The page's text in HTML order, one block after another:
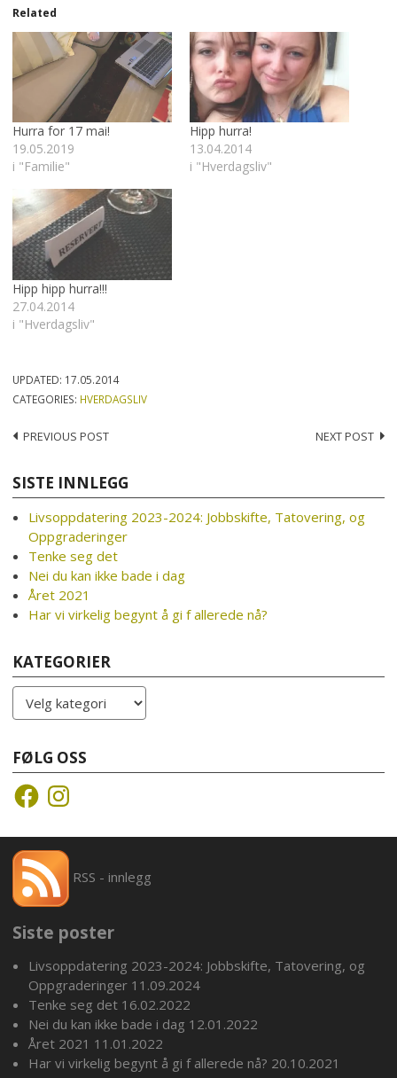
Related
Hurra for 17 mai!
19.05.2019
i "Familie"
Hipp hurra!
13.04.2014
i "Hverdagsliv"
Hipp hipp hurra!!!
27.04.2014
i "Hverdagsliv"
UPDATED: 17.05.2014
CATEGORIES: HVERDAGSLIV
Post
PREVIOUS POST NEXT POST
SISTE INNLEGG
Livsoppdatering 2023-2024: Jobbskifte, Tatovering, og
Oppgraderinger
Tenke seg det
Nei du kan ikke bade i dag
Året 2021
Har vi virkelig begynt å gi f allerede nå?
KATEGORIER
Kategorier
FØLG OSS
FacebookInstagram
RSS - innlegg
Siste poster
Livsoppdatering 2023-2024: Jobbskifte, Tatovering, og
Oppgraderinger 11.09.2024
Tenke seg det 16.02.2022
Nei du kan ikke bade i dag 12.01.2022
Året 2021 11.01.2022
Har vi virkelig begynt å gi f allerede nå? 20.10.2021